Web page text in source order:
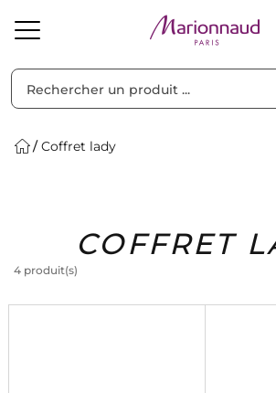
Solaire Homme Marques Idées
Coffret lady
COFFRET
4 produit(s)